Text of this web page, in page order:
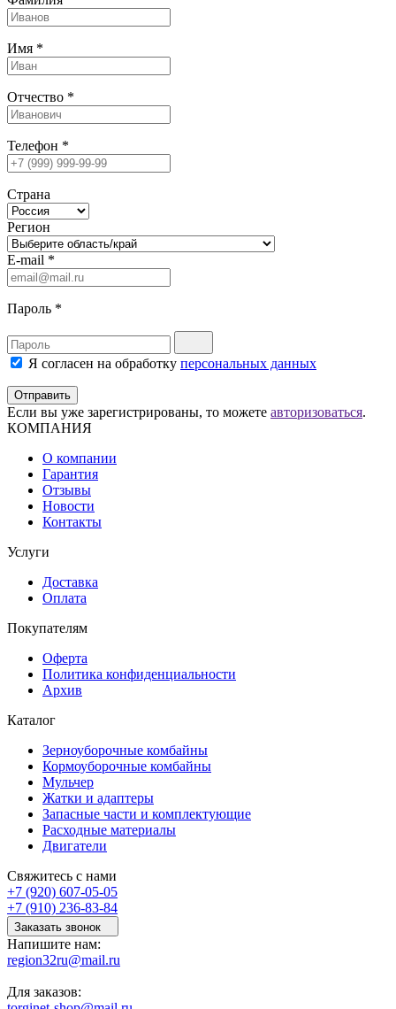
Имя *
Отчество *
Телефон *
Страна
Регион
E-mail *
Пароль *
Я согласен на обработку персональных данных
Отправить
Если вы уже зарегистрированы, то можете авторизоваться.
КОМПАНИЯ
О компании
Гарантия
Отзывы
Новости
Контакты
Услуги
Доставка
Оплата
Покупателям
Оферта
Политика конфиденциальности
Архив
Каталог
Зерноуборочные комбайны
Кормоуборочные комбайны
Мульчер
Жатки и адаптеры
Запасные части и комплектующие
Расходные материалы
Двигатели
Свяжитесь с нами
+7 (920) 607-05-05
+7 (910) 236-83-84
Заказать звонок
Напишите нам:
region32ru@mail.ru
Для заказов: